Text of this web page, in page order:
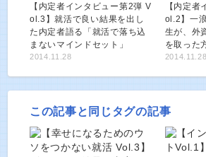
【内定者インタビュー第2弾 V
ol.3】就活で良い結果を出し
た内定者語る「就活で落ち込
まないマインドセット」
2014.11.28
【内定
ol.2】一
生が、外
を取った
2014.11.28
この記事と同じタグの記事